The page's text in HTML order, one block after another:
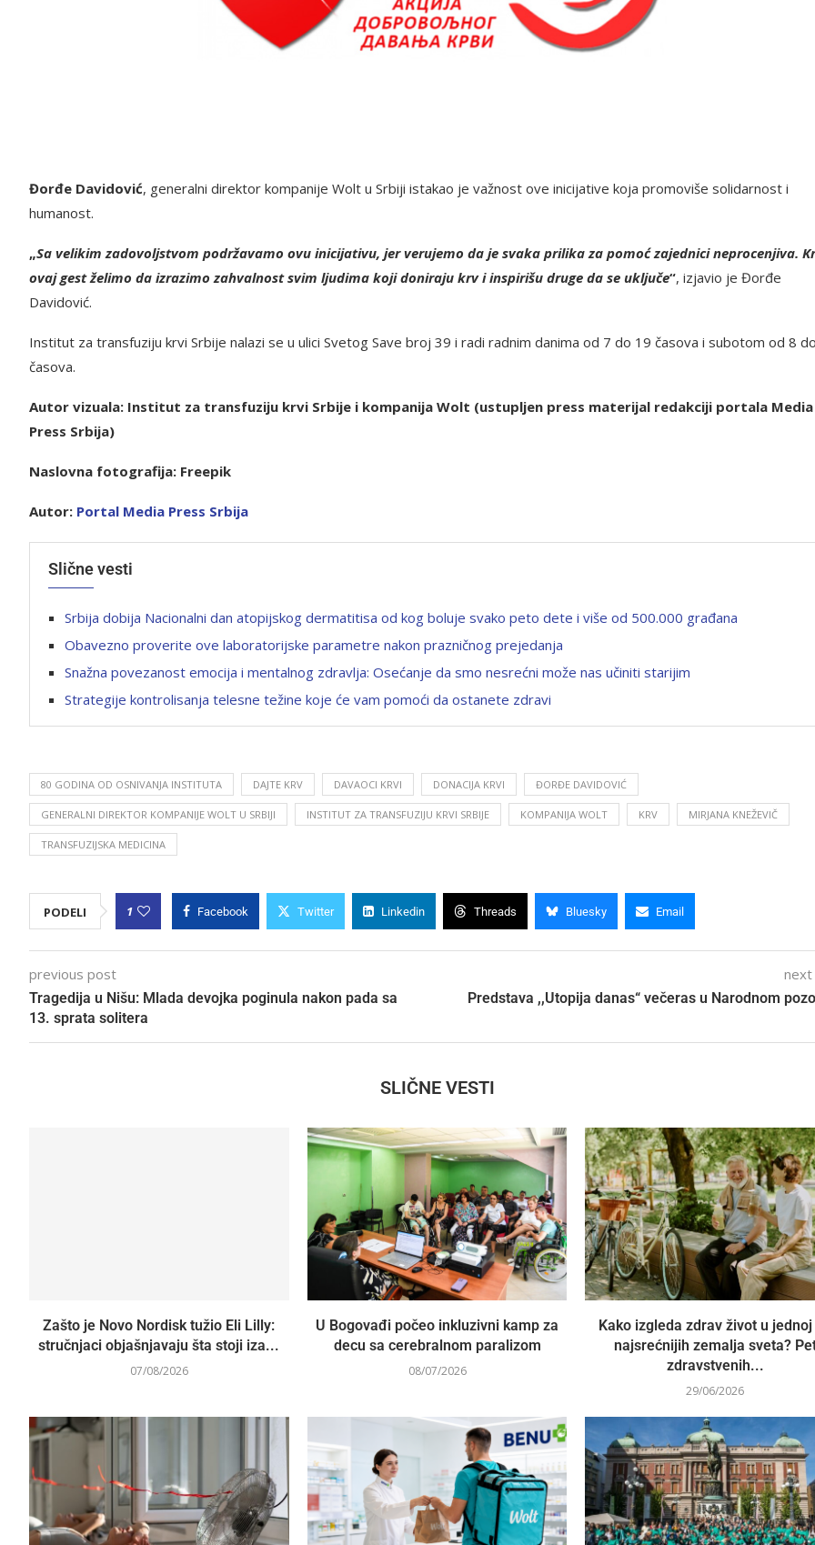
Đorđe Davidović, generalni direktor kompanije Wolt u Srbiji istakao je važnost ove inicijative koja promoviše solidarnost i
humanost.
„Sa velikim zadovoljstvom podržavamo ovu inicijativu, jer verujemo da je svaka prilika za pomoć zajednici neprocenjiva.
ovaj gest želimo da izrazimo zahvalnost svim ljudima koji doniraju krv i inspirišu druge da se uključe“, izjavio je Đorđe
Davidović.
Institut za transfuziju krvi Srbije nalazi se u ulici Svetog Save broj 39 i radi radnim danima od 7 do 19 časova i subotom od 8
časova.
Autor vizuala: Institut za transfuziju krvi Srbije i kompanija Wolt (ustupljen press materijal redakciji portala Media
Press Srbija)
Naslovna fotografija: Freepik
Autor: Portal Media Press Srbija
Slične vesti
Srbija dobija Nacionalni dan atopijskog dermatitisa od kog boluje svako peto dete i više od 500.000 građana
Obavezno proverite ove laboratorijske parametre nakon prazničnog prejedanja
Snažna povezanost emocija i mentalnog zdravlja: Osećanje da smo nesrećni može nas učiniti starijim
Strategije kontrolisanja telesne težine koje će vam pomoći da ostanete zdravi
80 GODINA OD OSNIVANJA INSTITUTA DAJTE KRV DAVAOCI KRVI DONACIJA KRVI ĐORĐE DAVIDOVIĆ
GENERALNI DIREKTOR KOMPANIJE WOLT U SRBIJI INSTITUT ZA TRANSFUZIJU KRVI SRBIJE KOMPANIJA WOLT KRV MIRJANA KNEŽEVIČ
TRANSFUZIJSKA MEDICINA
PODELI 1 Facebook Twitter Linkedin Threads Bluesky Email
previous post
Tragedija u Nišu: Mlada devojka poginula nakon pada sa
13. sprata solitera
Predstava ,,Utopija danas“ večeras u Narodnom
SLIČNE VESTI
Zašto je Novo Nordisk tužio Eli Lilly:
stručnjaci objašnjavaju šta stoji iza...
07/08/2026
U Bogovađi počeo inkluzivni kamp za
decu sa cerebralnom paralizom
08/07/2026
Kako izgleda zdrav život u
najsrećnijih zemalja sveta?
zdravstvenih...
29/06/2026